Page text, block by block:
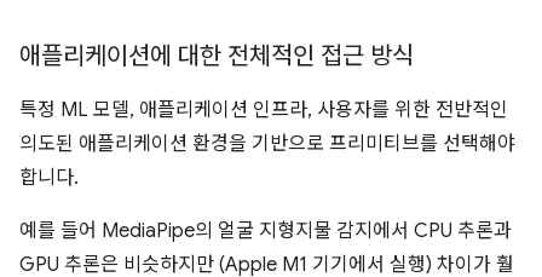
애플리케이션에 대한 전체적인 접근 방식
특정 ML 모델, 애플리케이션 인프라, 사용자를 위한 전반적인
의도된 애플리케이션 환경을 기반으로 프리미티브를 선택해야
합니다.
예를 들어 MediaPipe의 얼굴 지형지물 감지에서 CPU 추론과
GPU 추론은 비슷하지만 (Apple M1 기기에서 실행) 차이가 훨